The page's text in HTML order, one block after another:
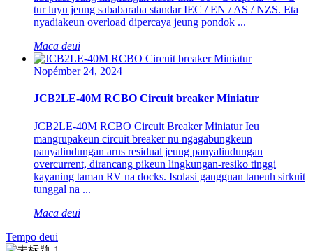
tur luyu jeung sababaraha standar IEC / EN / AS / NZS. Eta
nyadiakeun overload dipercaya jeung pondok ...
Maca deui
Nopémber 24, 2024
JCB2LE-40M RCBO Circuit breaker Miniatur
JCB2LE-40M RCBO Circuit Breaker Miniatur Ieu
mangrupakeun circuit breaker nu ngagabungkeun
panyalindungan arus residual jeung panyalindungan
overcurrent, dirancang pikeun lingkungan-resiko tinggi
kayaning taman RV na docks. Isolasi gangguan taneuh sirkuit
tunggal na ...
Maca deui
Tempo deui